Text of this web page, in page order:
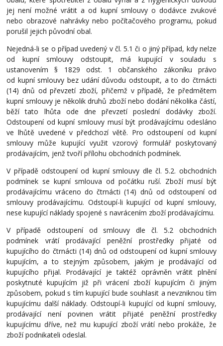
jej není možné vrátit a od kupní smlouvy o dodávce zvukové
nebo obrazové nahrávky nebo počítačového programu, pokud
porušil jejich původní obal.
Nejedná-li se o případ uvedený v čl. 5.1 či o jiný případ, kdy nelze
od kupní smlouvy odstoupit, má kupující v souladu s
ustanovením § 1829 odst. 1 občanského zákoníku právo
od kupní smlouvy bez udání důvodu odstoupit, a to do čtrnácti
(14) dnů od převzetí zboží, přičemž v případě, že předmětem
kupní smlouvy je několik druhů zboží nebo dodání několika částí,
běží tato lhůta ode dne převzetí poslední dodávky zboží.
Odstoupení od kupní smlouvy musí být prodávajícímu odesláno
ve lhůtě uvedené v předchozí větě. Pro odstoupení od kupní
smlouvy může kupující využit vzorový formulář poskytovaný
prodávajícím, jenž tvoří přílohu obchodních podmínek.
V případě odstoupení od kupní smlouvy dle čl. 5.2. obchodních
podmínek se kupní smlouva od počátku ruší. Zboží musí být
prodávajícímu vráceno do čtrnácti (14) dnů od odstoupení od
smlouvy prodávajícímu. Odstoupí-li kupující od kupní smlouvy,
nese kupující náklady spojené s navrácením zboží prodávajícímu.
V případě odstoupení od smlouvy dle čl. 5.2 obchodních
podmínek vrátí prodávající peněžní prostředky přijaté od
kupujícího do čtrnácti (14) dnů od odstoupení od kupní smlouvy
kupujícím, a to stejným způsobem, jakým je prodávající od
kupujícího přijal. Prodávající je taktéž oprávněn vrátit plnění
poskytnuté kupujícím již při vrácení zboží kupujícím či jiným
způsobem, pokud s tím kupující bude souhlasit a nevzniknou tím
kupujícímu další náklady. Odstoupí-li kupující od kupní smlouvy,
prodávající není povinen vrátit přijaté peněžní prostředky
kupujícímu dříve, než mu kupující zboží vrátí nebo prokáže, že
zboží podnikateli odeslal.